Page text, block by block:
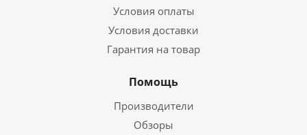
Условия оплаты
Условия доставки
Гарантия на товар
Помощь
Производители
Обзоры